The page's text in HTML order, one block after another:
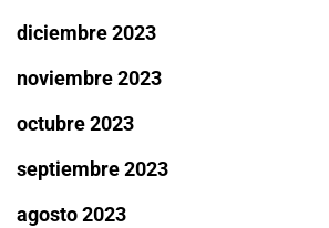
diciembre 2023
noviembre 2023
octubre 2023
septiembre 2023
agosto 2023